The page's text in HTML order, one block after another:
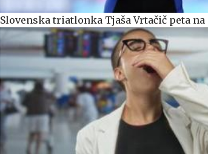
Slovenska triatlonka Tjaša Vrtačič peta